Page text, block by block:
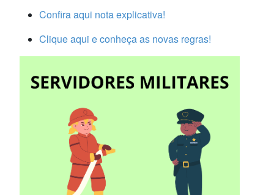
Confira aqui nota explicativa!
Clique aqui e conheça as novas regras!